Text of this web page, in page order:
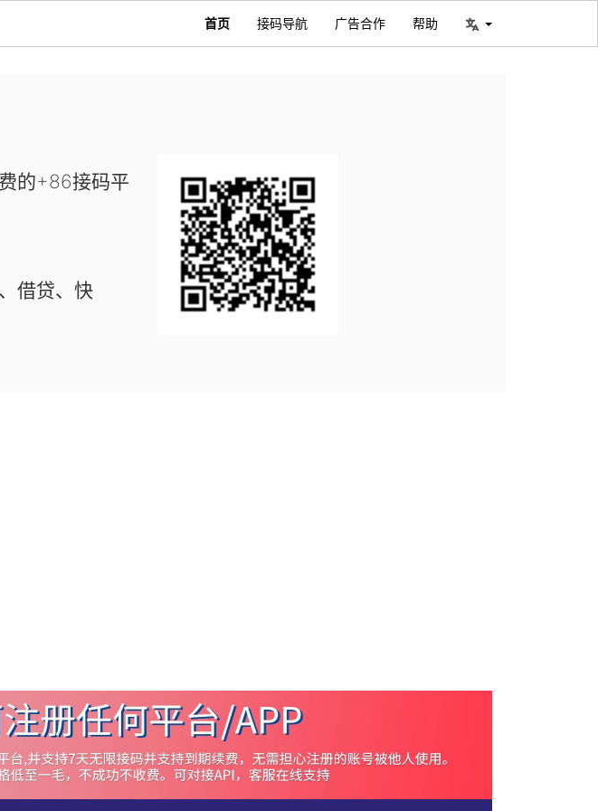
首页 接码导航 广告合作 帮助
的+86接码平
借贷、快